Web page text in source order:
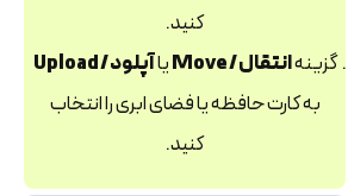
کنید.
گزینهانتقال / Move یاآپلود / Upload
به کارت حافظه یا فضای ابری را انتخاب
کنید.